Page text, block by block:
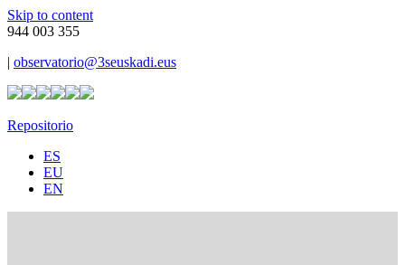
Skip to content
944 003 355
| observatorio@3seuskadi.eus
Repositorio
ES
EU
EN